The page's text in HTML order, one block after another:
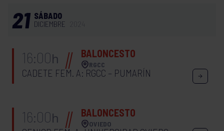
21 SÁBADO
DICIEMBRE
16:00h BALONCESTO
RGCC
CADETE FEM. A: RGCC – PUMARÍN
16:00h BALONCESTO
OVIEDO